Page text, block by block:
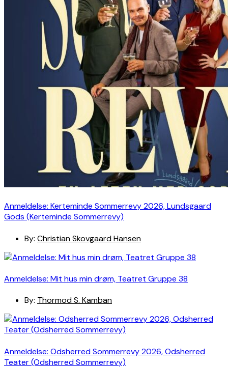
Anmeldelse: Kerteminde Sommerrevy 2026, Lundsgaard
Gods (Kerteminde Sommerrevy)
By: Christian Skovgaard Hansen
Anmeldelse: Mit hus min drøm, Teatret Gruppe 38
By: Thormod S. Kamban
Anmeldelse: Odsherred Sommerrevy 2026, Odsherred
Teater (Odsherred Sommerrevy)